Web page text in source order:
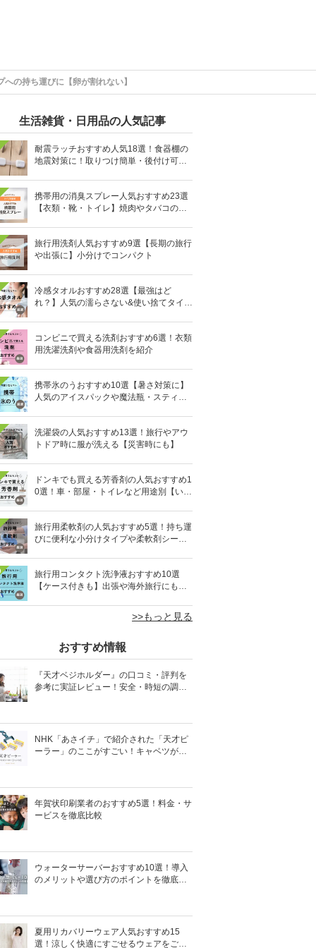
の持ち運びに【卵が割れない】
生活雑貨・日用品の人気記事
耐震ラッチおすすめ人気18選！食器棚の
地震対策に！取りつけ簡単・後付け可能
携帯用の消臭スプレー人気おすすめ23選
【衣類・靴・トイレ】焼肉やタバコのニ
旅行用洗剤人気おすすめ9選【長期の旅行
や出張に】小分けでコンパクト
冷感タオルおすすめ28選【最強はど
れ？】人気の濡らさない&使い捨てタイプ
コンビニで買える洗剤おすすめ6選！衣類
用洗濯洗剤や食器用洗剤を紹介
携帯氷のうおすすめ10選【暑さ対策に】
人気のアイスパックや魔法瓶・スティッ
洗濯袋の人気おすすめ13選！旅行やアウ
トドア時に服が洗える【災害時にも】
ドンキでも買える芳香剤の人気おすすめ1
0選！車・部屋・トイレなど用途別【いい
旅行用柔軟剤の人気おすすめ5選！持ち運
びに便利な小分けタイプや柔軟剤シート
旅行用コンタクト洗浄液おすすめ10選
【ケース付きも】出張や海外旅行にも便
>>もっと見る
おすすめ情報
『天才ベジホルダー』の口コミ・評判を
参考に実証レビュー！安全・時短の調理
NHK「あさイチ」で紹介された「天才ピ
ーラー」のここがすごい！キャベツがほ
年賀状印刷業者のおすすめ5選！料金・サ
ービスを徹底比較
ウォーターサーバーおすすめ10選！導入
のメリットや選び方のポイントを徹底解
夏用リカバリーウェア人気おすすめ15
選！涼しく快適にすごせるウェアをご紹